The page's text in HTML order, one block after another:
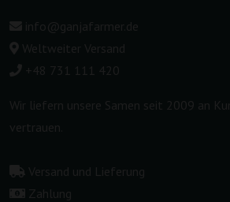
info@ganjafarmer.de
Weltweiter Versand
+48 731 111 420
Wir liefern unsere Samen seit 2009 an
vertrauen.
Versand und Lieferung
Zahlung